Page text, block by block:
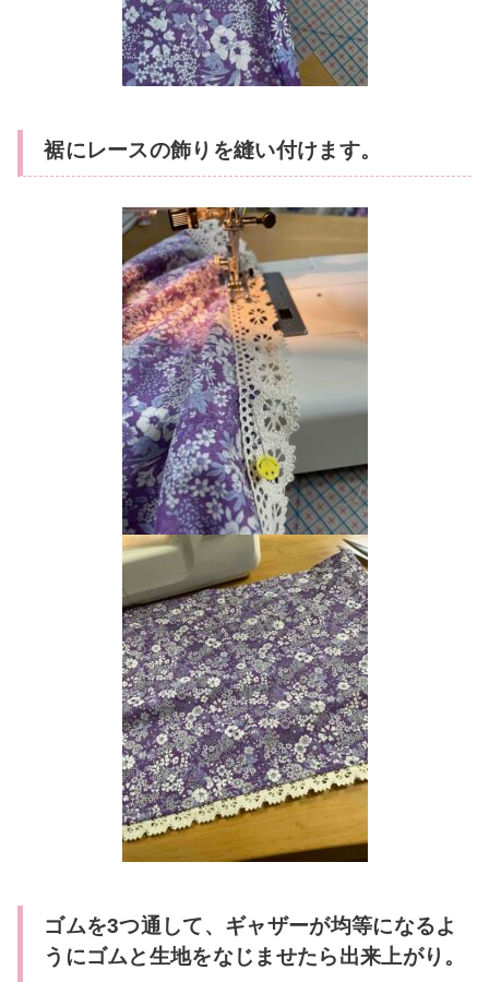
裾にレースの飾りを縫い付けます。
ゴムを3つ通して、ギャザーが均等になるよ
うにゴムと生地をなじませたら出来上がり。